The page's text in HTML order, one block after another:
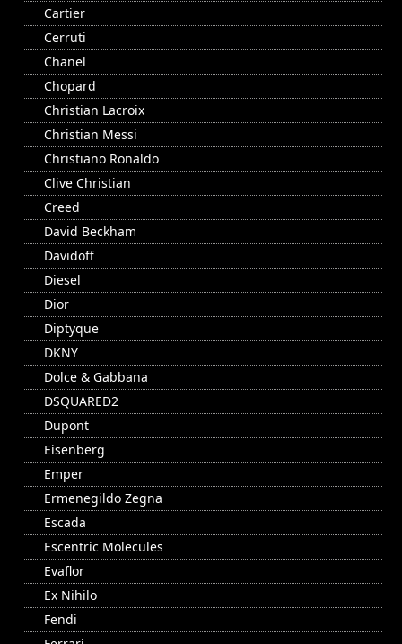
Cartier
Cerruti
Chanel
Chopard
Christian Lacroix
Christian Messi
Christiano Ronaldo
Clive Christian
Creed
David Beckham
Davidoff
Diesel
Dior
Diptyque
DKNY
Dolce & Gabbana
DSQUARED2
Dupont
Eisenberg
Emper
Ermenegildo Zegna
Escada
Escentric Molecules
Evaflor
Ex Nihilo
Fendi